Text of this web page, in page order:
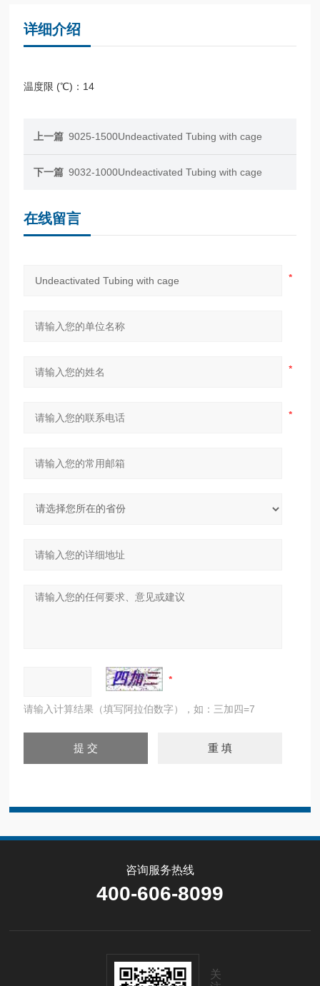
详细介绍
温度限 (℃)：14
上一篇 9025-1500Undeactivated Tubing with cage
下一篇 9032-1000Undeactivated Tubing with cage
在线留言
请输入计算结果（填写阿拉伯数字），如：三加四=7
咨询服务热线
400-606-8099
关